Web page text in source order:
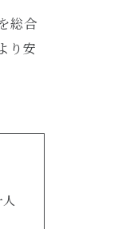
総合
り安